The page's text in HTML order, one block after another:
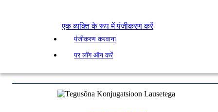
एक व्यक्ति के रूप में पंजीकरण करें
पंजीकरण करवाना
पर लॉग ऑन करें